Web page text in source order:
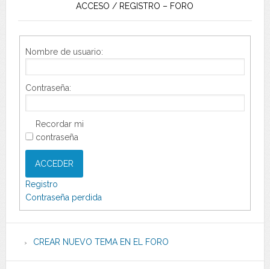
ACCESO / REGISTRO – FORO
Nombre de usuario:
Contraseña:
Recordar mi
contraseña
ACCEDER
Registro
Contraseña perdida
CREAR NUEVO TEMA EN EL FORO